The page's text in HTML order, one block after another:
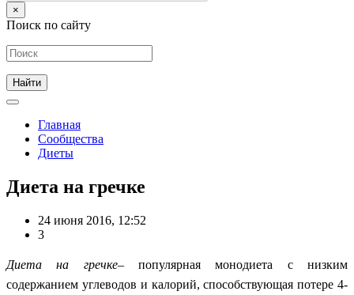
×
Поиск по сайту
Главная
Сообщества
Диеты
Диета на гречке
24 июня 2016, 12:52
3
Диета на гречке– популярная монодиета с низким
содержанием углеводов и калорий, способствующая потере 4-